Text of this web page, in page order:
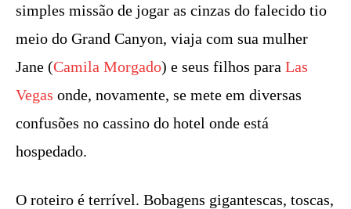
simples missão de jogar as cinzas do falecido tio
meio do Grand Canyon, viaja com sua mulher
Jane (Camila Morgado) e seus filhos para Las
Vegas onde, novamente, se mete em diversas
confusões no cassino do hotel onde está
hospedado.
O roteiro é terrível. Bobagens gigantescas, toscas,